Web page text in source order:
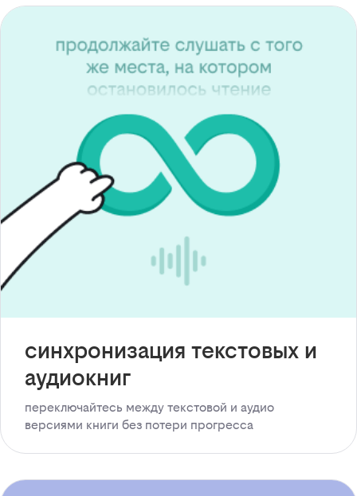
синхронизация текстовых и
аудиокниг
переключайтесь между текстовой и аудио
версиями книги без потери прогресса